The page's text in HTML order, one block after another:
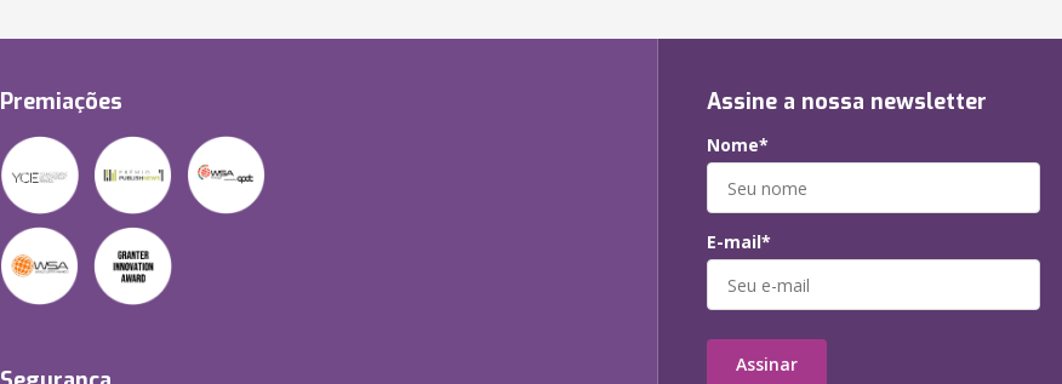
Premiações Assine a nossa newsletter
Nome*
E-mail*
Assinar